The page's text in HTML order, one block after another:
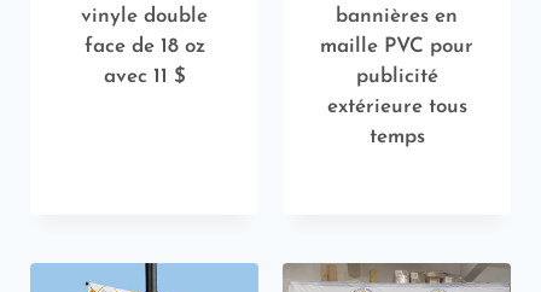
vinyle double
face de 18 oz
avec 11 $
bannières en
maille PVC pour
publicité
extérieure tous
temps